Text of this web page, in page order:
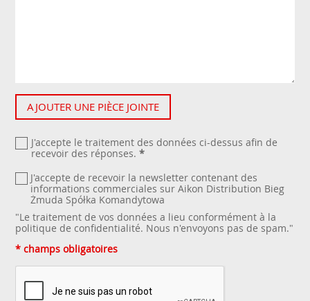
AJOUTER UNE PIÈCE JOINTE
J'accepte le traitement des données ci-dessus afin de
recevoir des réponses. *
J'accepte de recevoir la newsletter contenant des
informations commerciales sur Aikon Distribution Bieg
Żmuda Spółka Komandytowa
"Le traitement de vos données a lieu conformément à la
politique de confidentialité. Nous n'envoyons pas de spam."
* champs obligatoires